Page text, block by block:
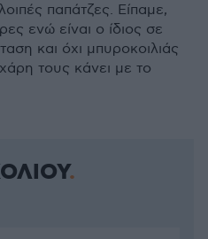
παπάτζες. Είπαμε,
ενώ είναι ο ίδιος σε
και όχι μπυροκοιλιάς
τους κάνει με το